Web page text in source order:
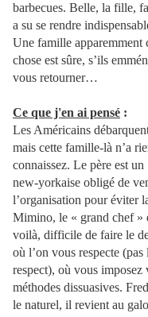
barbecues. Belle, la fille,
a su se rendre
Une famille apparemment
chose est sûre, s’ils
vous retourner…
Ce que j'en ai pensé :
Les Américains
mais cette famille-là n’a
connaissez. Le père est
new-yorkaise obligé de
l’organisation pour éviter
Mimino, le « grand chef »
voilà, difficile de faire le
où l’on vous respecte
respect), où vous
méthodes dissuasives.
le naturel, il revient au